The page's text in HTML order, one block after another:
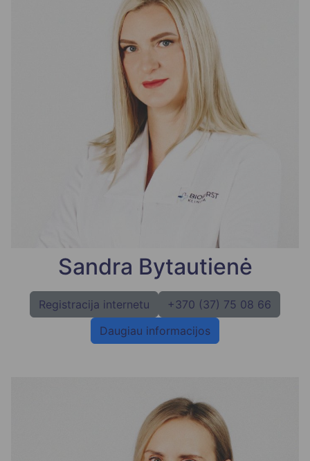
Sandra Bytautienė
Registracija internetu
+370 (37) 75 08 66
Daugiau informacijos